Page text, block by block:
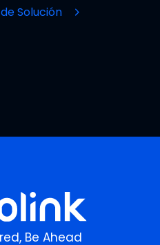
Solución
Be Ahead